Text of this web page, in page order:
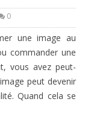
0
une image au
commander une
vous avez peut-
peut devenir
Quand cela se